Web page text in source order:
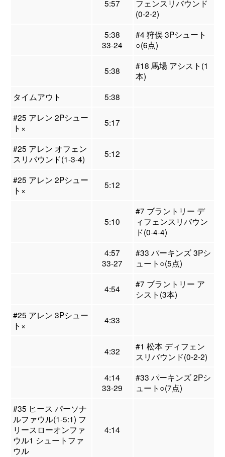
5:57
フェンスリバウンド
(0-2-2)
5:38
33-24
#4 狩俣 3Pシュート
○(6点)
5:38
#18 馬場 アシスト(1
本)
タイムアウト
5:38
#25 アレン 2Pシュー
ト×
5:17
#25 アレン オフェン
スリバウンド(1-3-4)
5:12
#25 アレン 2Pシュー
ト×
5:12
5:10
#7 ブラントリー デ
ィフェンスリバウン
ド(0-4-4)
4:57
33-27
#33 パーキンズ 3Pシ
ュート○(5点)
4:54
#7 ブラントリー ア
シスト(3本)
#25 アレン 3Pシュー
ト×
4:33
4:32
#1 松本 ディフェン
スリバウンド(0-2-2)
4:14
33-29
#33 パーキンズ 2Pシ
ュート○(7点)
#35 ヒース パーソナ
ルファウル(1-5:1) フ
リースローオンファ
ウル1 シュートファ
ウル
4:14